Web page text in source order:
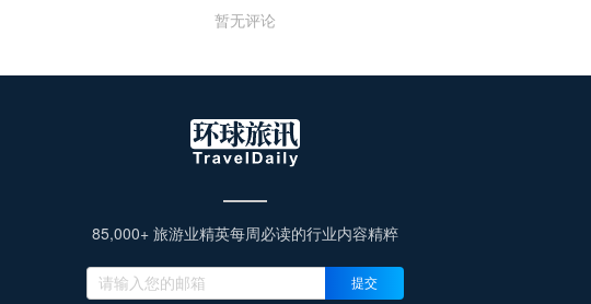
暂无评论
85,000+ 旅游业精英每周必读的行业内容精粹
提交